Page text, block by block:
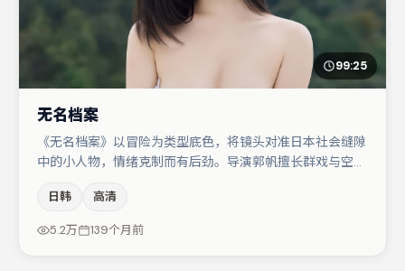
99:25
无名档案
《无名档案》以冒险为类型底色，将镜头对准日本社会缝隙
中的小人物，情绪克制而有后劲。导演郭帆擅长群戏与空间
李光洁、白宇、弗洛伦丝·皮尤等，角色动机前后呼应，适
合喜欢抠台词与伏笔的观众。整体完成度较高，适合周末一
日韩 高清
5.2万 139个月前